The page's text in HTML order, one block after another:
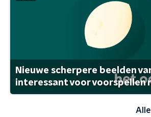
Nieuwe scherpere beelden
interessant voor voorspellen